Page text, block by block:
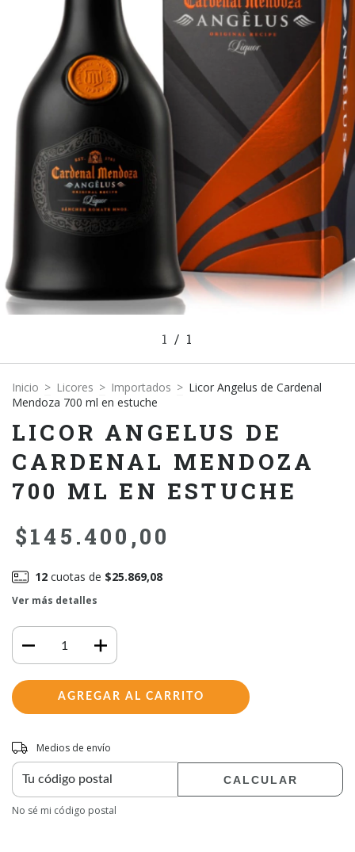
1 / 1
Inicio > Licores > Importados > Licor Angelus de Cardenal
Mendoza 700 ml en estuche
LICOR ANGELUS DE
CARDENAL MENDOZA
700 ML EN ESTUCHE
$145.400,00
12cuotas de $25.869,08
Ver más detalles
Entregas para el CP:
Medios de envío
CALCULAR
No sé mi código postal